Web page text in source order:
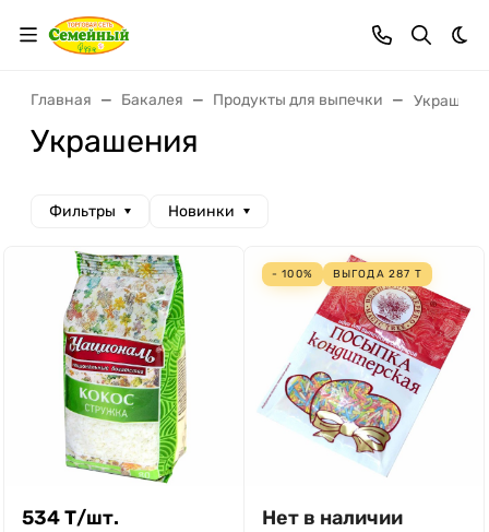
Главная Бакалея Продукты для выпечки
Украшения
Фильтры Новинки
534Т/шт.
- 100% ВЫГОДА 287 Т
Нет в наличии